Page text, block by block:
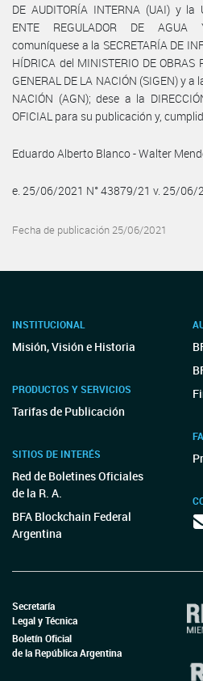
DE AUDITORÍA INTERNA (UAI) y la
ENTE REGULADOR DE AGUA
comuníquese a la SECRETARÍA DE
HÍDRICA del MINISTERIO DE OBRAS
GENERAL DE LA NACIÓN (SIGEN) y a
NACIÓN (AGN); dese a la
OFICIAL para su publicación y,
Eduardo Alberto Blanco - Walter
e. 25/06/2021 N° 43879/21 v. 25/06/
Fecha de publicación 25/06/2021
INSTITUCIONAL
Misión, Visión e Historia
PRODUCTOS Y SERVICIOS
Tarifas de Publicación
SITIOS DE INTERÉS
Red de Boletines Oficiales
de la R. A.
BFA Blockchain Federal
Argentina
Secretaría
Legal y Técnica
Boletín Oficial
de la República Argentina